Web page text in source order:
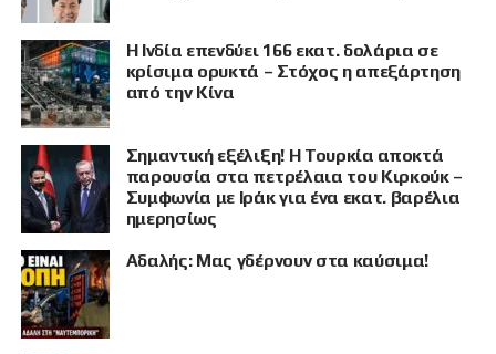
Η Ινδία επενδύει 166 εκατ. δολάρια σε
κρίσιμα ορυκτά – Στόχος η απεξάρτηση
από την Κίνα
Σημαντική εξέλιξη! Η Τουρκία αποκτά
παρουσία στα πετρέλαια του Κιρκούκ –
Συμφωνία με Ιράκ για ένα εκατ. βαρέλια
ημερησίως
Αδαλής: Μας γδέρνουν στα καύσιμα!